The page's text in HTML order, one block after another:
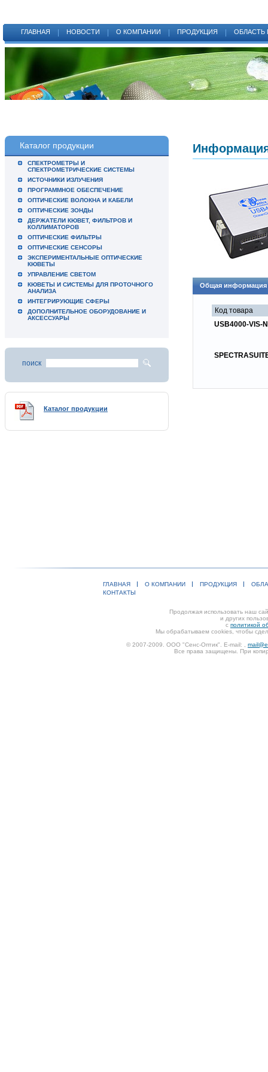
ГЛАВНАЯ НОВОСТИ О КОМПАНИИ ПРОДУКЦИЯ ОБЛАСТЬ
Каталог продукции
СПЕКТРОМЕТРЫ И
СПЕКТРОМЕТРИЧЕСКИЕ СИСТЕМЫ
ИСТОЧНИКИ ИЗЛУЧЕНИЯ
ПРОГРАММНОЕ ОБЕСПЕЧЕНИЕ
ОПТИЧЕСКИЕ ВОЛОКНА И КАБЕЛИ
ОПТИЧЕСКИЕ ЗОНДЫ
ДЕРЖАТЕЛИ КЮВЕТ, ФИЛЬТРОВ И
КОЛЛИМАТОРОВ
ОПТИЧЕСКИЕ ФИЛЬТРЫ
ОПТИЧЕСКИЕ СЕНСОРЫ
ЭКСПЕРИМЕНТАЛЬНЫЕ ОПТИЧЕСКИЕ
КЮВЕТЫ
УПРАВЛЕНИЕ СВЕТОМ
КЮВЕТЫ И СИСТЕМЫ ДЛЯ ПРОТОЧНОГО
АНАЛИЗА
ИНТЕГРИРУЮЩИЕ СФЕРЫ
ДОПОЛНИТЕЛЬНОЕ ОБОРУДОВАНИЕ И
АКСЕССУАРЫ
поиск
Каталог продукции
Информация
Общая информация
Код товара
USB4000-VIS-
ГЛАВНАЯ О КОМПАНИИ ПРОДУКЦИЯ
КОНТАКТЫ
Продолжая использовать наш
и других
с политикой
Мы обрабатываем cookies, чтобы
© 2007-2009. ООО "Сенс-Оптик". E-mail:
Все права защищены. При